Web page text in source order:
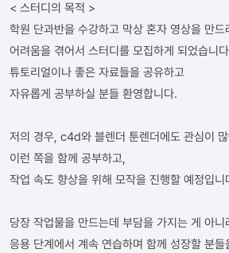
유저그룹방송
< 스터디의 목적 >
학원 단과반을 수강하고 막상 혼자 영상을 만드
어려움을 겪어서 스터디를 모집하게 되었습니
튜토리얼이나 좋은 자료들을 공유하고
자유롭게 공부하실 분들 환영합니다.
저의 경우, c4d와 블렌더 툰렌더에도 관심이 많
이런 쪽을 함께 공부하고,
작업 속도 향상을 위해 모작을 진행할 예정입니
당장 작업물을 만드는데 부담을 가지는 게 아니
응용 단계에서 계속 연습하며 함께 성장할 분들